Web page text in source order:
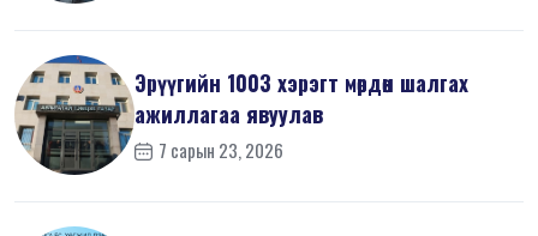
Эрүүгийн 1003 хэрэгт мөрдөн шалгах
ажиллагаа явуулав
7 сарын 23, 2026